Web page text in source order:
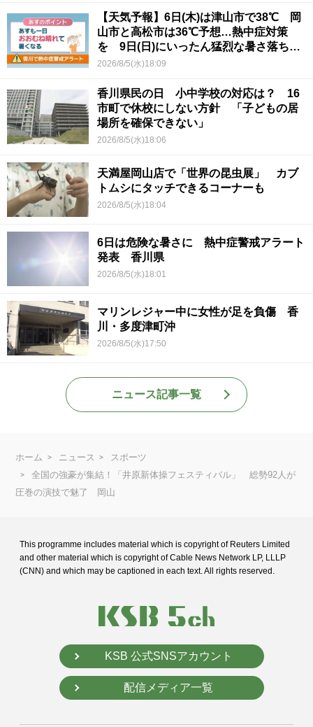
【天気予報】6日(木)は津山市で38℃ 岡
山市と高松市は36℃予想…熱中症対策
を 9日(日)にいったん猛烈な暑さ落ち着
くか
2026/8/5(水)18:09
香川県民の日 小中学校の対応は？ 16
市町で休校にしない方針 「子どもの居
場所を確保できない」
2026/8/5(水)18:06
天満屋岡山店で「世界の昆虫展」 カブ
トムシにタッチできるコーナーも
2026/8/5(水)18:04
6日は危険な暑さに 熱中症警戒アラート
発表 香川県
2026/8/5(水)18:01
マリンレジャー中に女性が足を負傷 香
川・多度津町沖
2026/8/5(水)17:50
ニュース記事一覧
ホーム ニュース
スポーツ
全国の強豪が集結！「井原新体操フェスティバル」 総勢92人が
圧巻の演技で魅了 岡山
This programme includes material which is copyright of Reuters Limited
and other material which is copyright of Cable News Network LP, LLLP
(CNN) and which may be captioned in each text. All rights reserved.
KSB 公式SNSアカウント
配信メディア一覧